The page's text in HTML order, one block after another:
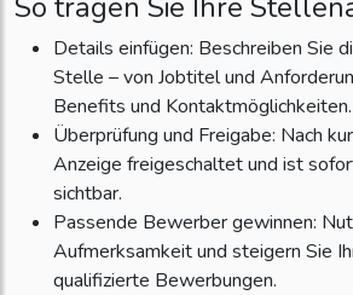
Details einfügen: Beschreiben Sie
Stelle – von Jobtitel und
Benefits und Kontaktmöglichkeiten.
Überprüfung und Freigabe: Nach
Anzeige freigeschaltet und ist
sichtbar.
Passende Bewerber gewinnen:
Aufmerksamkeit und steigern Sie
qualifizierte Bewerbungen.